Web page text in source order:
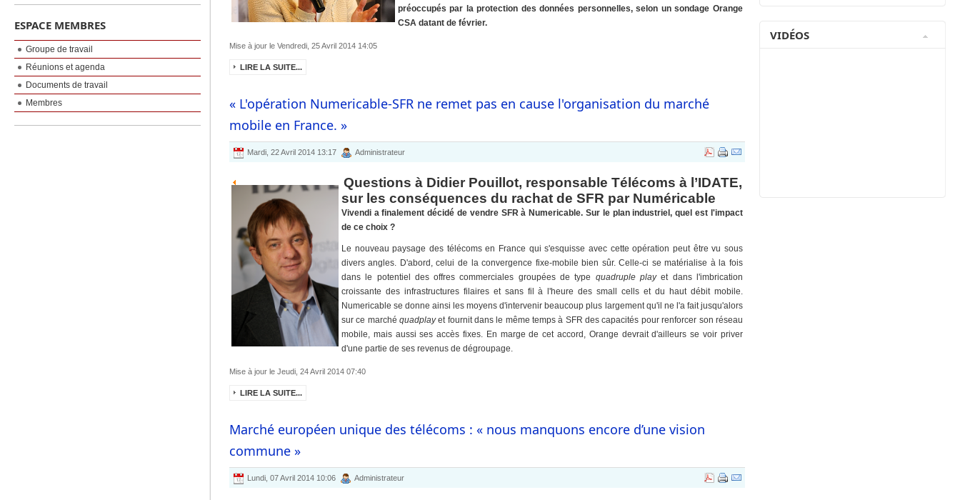
préoccupés par la protection des données personnelles, selon un sondage Orange
CSA datant de février.
Mise à jour le Vendredi, 25 Avril 2014 14:05
LIRE LA SUITE...
« L'opération Numericable-SFR ne remet pas en cause l'organisation du marché
mobile en France. »
Mardi, 22 Avril 2014 13:17 Administrateur
Questions à Didier Pouillot, responsable Télécoms à l’IDATE,
sur les conséquences du rachat de SFR par Numéricable
Vivendi a finalement décidé de vendre SFR à Numericable. Sur le plan industriel, quel est l'impact
de ce choix ?
Le nouveau paysage des télécoms en France qui s'esquisse avec cette opération peut être vu sous
divers angles. D'abord, celui de la convergence fixe-mobile bien sûr. Celle-ci se matérialise à la fois
dans le potentiel des offres commerciales groupées de type quadruple playet dans l'imbrication
croissante des infrastructures filaires et sans fil à l'heure des small cells et du haut débit mobile.
Numericable se donne ainsi les moyens d'intervenir beaucoup plus largement qu'il ne l'a fait jusqu'alors
sur ce marché quadplayet fournit dans le même temps à SFR des capacités pour renforcer son réseau
mobile, mais aussi ses accès fixes. En marge de cet accord, Orange devrait d'ailleurs se voir priver
d'une partie de ses revenus de dégroupage.
Mise à jour le Jeudi, 24 Avril 2014 07:40
LIRE LA SUITE...
Marché européen unique des télécoms : « nous manquons encore d’une vision
commune »
Lundi, 07 Avril 2014 10:06 Administrateur
ESPACE MEMBRES
Groupe de travail
Réunions et agenda
Documents de travail
Membres
VIDÉOS